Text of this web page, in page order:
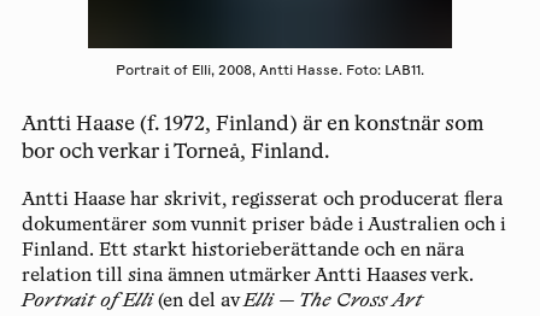
Portrait of Elli, 2008, Antti Hasse. Foto: LAB11.
Antti Haase (f. 1972, Finland) är en konstnär som
bor och verkar i Torneå, Finland.
Antti Haase har skrivit, regisserat och producerat flera
dokumentärer som vunnit priser både i Australien och i
Finland. Ett starkt historieberättande och en nära
relation till sina ämnen utmärker Antti Haases verk.
Portrait of Elli(en del avElli — The Cross Art